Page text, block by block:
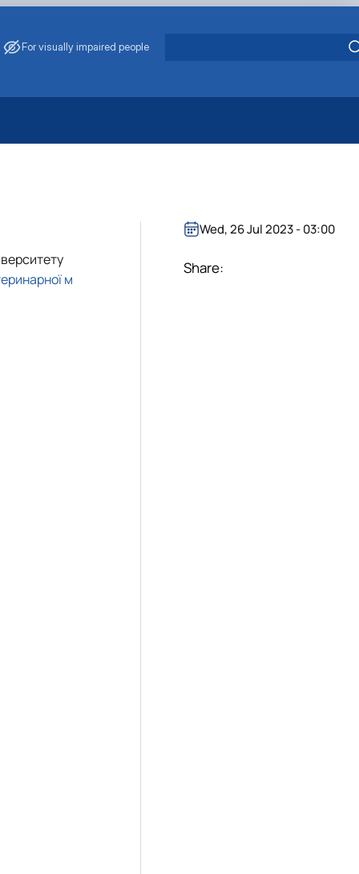
For visually impaired people
Saving
of Eco-Safe and Organic Products
м
Wed, 26 Jul 2023 - 03:00
Share: